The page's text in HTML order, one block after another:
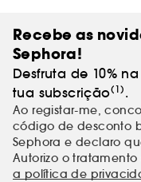
Recebe as
Sephora!
Desfruta de 10%
tua subscrição(1) .
Ao registar-me,
código de desconto
Sephora e declaro
Autorizo o
a política de